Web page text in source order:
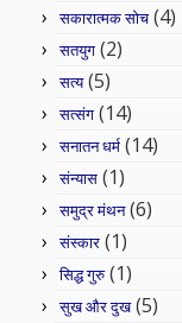
सकारात्मक सोच(4)
सतयुग (2)
सत्य(5)
सत्संग (14)
सनातन धर्म (14)
संन्यास (1)
समुद्र मंथन(6)
संस्कार (1)
सिद्ध गुरु(1)
सुख और दुख(5)